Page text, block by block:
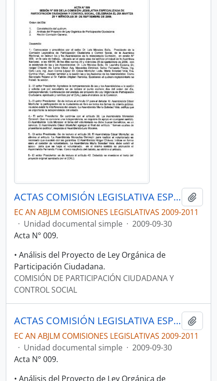
ACTAS COMISIÓN LEGISLATIVA ESPECIALIZADA DE PARTICIPACIÓN CIUDADANA Y CONTROL SOCIAL.
EC AN ABJLM COMISIONES LEGISLATIVAS 2009-2011
· Unidad documental simple · 2009-09-30
Acta N° 009.
• Análisis del Proyecto de Ley Orgánica de
Participación Ciudadana.
COMISIÓN DE PARTICIPACIÓN CIUDADANA Y
CONTROL SOCIAL
ACTAS COMISIÓN LEGISLATIVA ESPECIALIZADA DE PARTICIPACIÓN CIUDADANA Y CONTROL SOCIAL.
EC AN ABJLM COMISIONES LEGISLATIVAS 2009-2011
· Unidad documental simple · 2009-09-30
Acta N° 009.
• Análisis del Proyecto de Ley Orgánica de